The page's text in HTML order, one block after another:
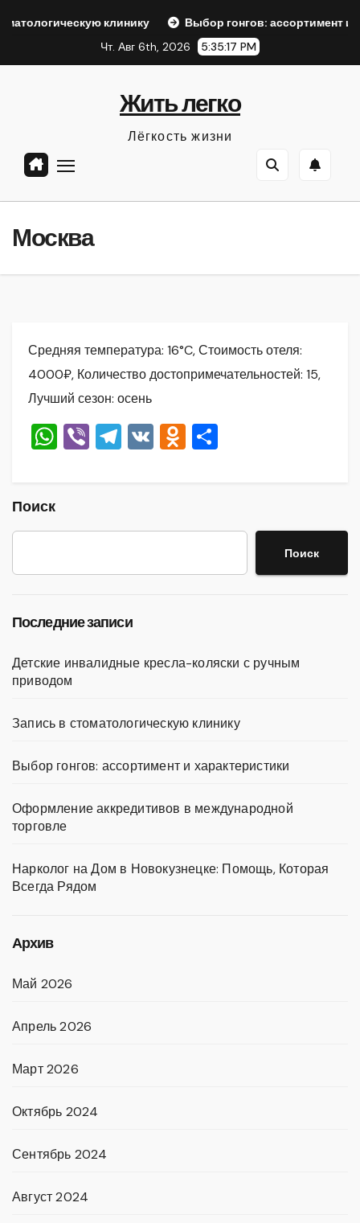
клинику
Выбор гонгов: ассортимент и
Чт. Авг 6th, 2026
5:35:18 PM
Жить легко
Лёгкость жизни
Москва
Средняя температура: 16°C, Стоимость отеля:
4000₽, Количество достопримечательностей: 15,
Лучший сезон: осень
W
A
p
Vi T
a
m
V O
kl
a
в
и
Поиск
Поиск
Последние записи
Детские инвалидные кресла-коляски с ручным
приводом
Запись в стоматологическую клинику
Выбор гонгов: ассортимент и характеристики
Оформление аккредитивов в международной
торговле
Нарколог на Дом в Новокузнецке: Помощь, Которая
Всегда Рядом
Архив
Май 2026
Апрель 2026
Март 2026
Октябрь 2024
Сентябрь 2024
Август 2024